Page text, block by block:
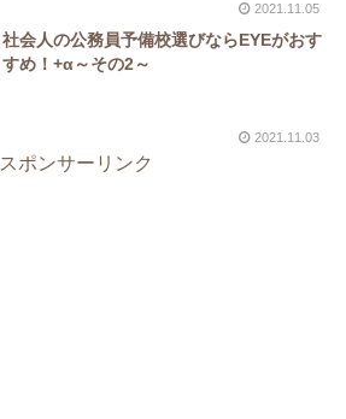
2021.11.05
社会人の公務員予備校選びならEYEがおす
すめ！+α～その2～
2021.11.03
スポンサーリンク